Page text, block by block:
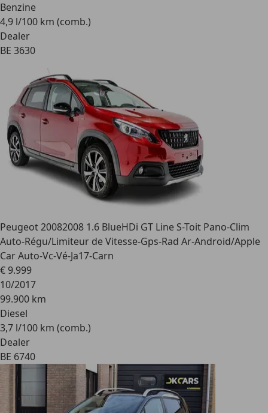
Benzine
4,9 l/100 km (comb.)
Dealer
BE 3630
Peugeot 20082008 1.6 BlueHDi GT Line S-Toit Pano-Clim
Auto-Régu/Limiteur de Vitesse-Gps-Rad Ar-Android/Apple
Car Auto-Vc-Vé-Ja17-Carn
€ 9.999
10/2017
99.900 km
Diesel
3,7 l/100 km (comb.)
Dealer
BE 6740